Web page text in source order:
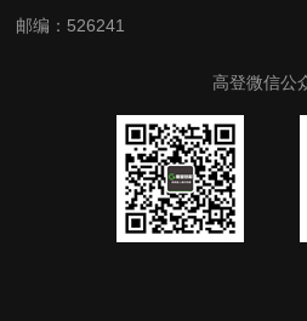
邮编：526241
高登微信公